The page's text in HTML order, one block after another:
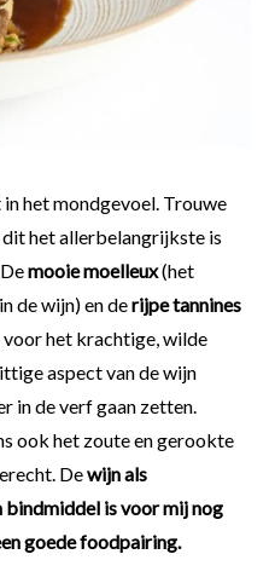
het mondgevoel. Trouwe
het allerbelangrijkste is
mooie moelleux(het
de wijn) en derijpe tannines
het krachtige, wilde
aspect van de wijn
in de verf gaan zetten.
ook het zoute en gerookte
Dewijn als
is voor mij nog
goede foodpairing.